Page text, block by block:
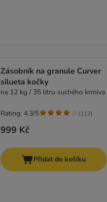
Zásobník na granule Curver
silueta kočky
na 12 kg / 35 litru suchého krmiva
999 Kč
Rating: 4.3/5 (117)
Přidat do košíku